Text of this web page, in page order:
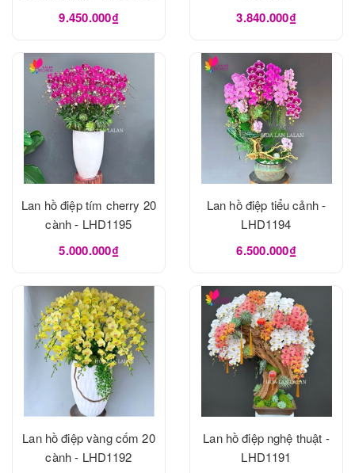
9.450.000₫ 3.840.000₫
Lan hồ điệp tím cherry 20
cành - LHD1195
5.000.000₫
Lan hồ điệp tiểu cảnh -
LHD1194
6.500.000₫
Lan hồ điệp vàng cốm 20
cành - LHD1192
Lan hồ điệp nghệ thuật -
LHD1191